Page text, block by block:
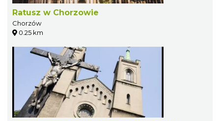
Ratusz w Chorzowie
Chorzów
0.25 km